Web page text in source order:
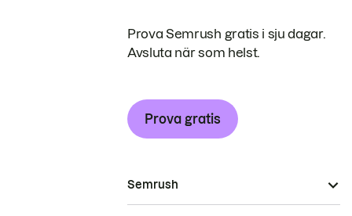
Prova Semrush gratis i sju dagar.
Avsluta när som helst.
Prova gratis
Semrush